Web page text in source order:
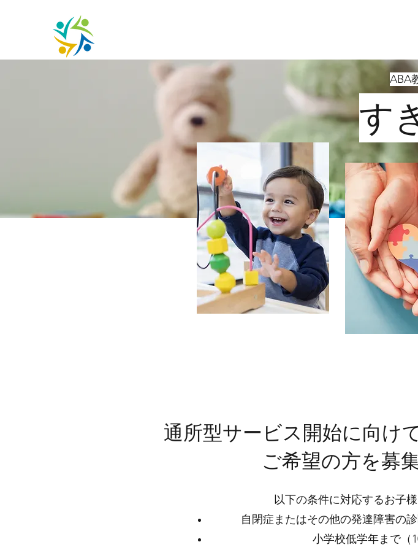
ABA
す
通所型サービス開始に向け
ご希望の方を募
以下の条件に対応するお子
自閉症またはその他の発達障害の
小学校低学年まで（